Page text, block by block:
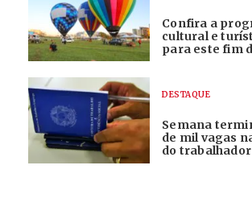
Confira a
cultural e
para este fim
DESTAQUE
Semana
de mil vagas
do trabalhador